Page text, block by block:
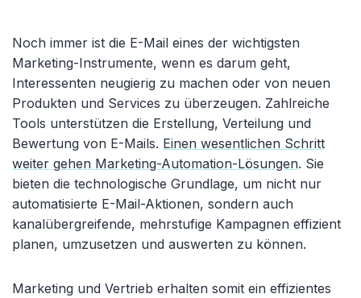
Noch immer ist die E-Mail eines der wichtigsten
Marketing-Instrumente, wenn es darum geht,
Interessenten neugierig zu machen oder von neuen
Produkten und Services zu überzeugen. Zahlreiche
Tools unterstützen die Erstellung, Verteilung und
Bewertung von E-Mails. Einen wesentlichen Schritt
weiter gehen Marketing-Automation-Lösungen. Sie
bieten die technologische Grundlage, um nicht nur
automatisierte E-Mail-Aktionen, sondern auch
kanalübergreifende, mehrstufige Kampagnen effizient
planen, umzusetzen und auswerten zu können.
Marketing und Vertrieb erhalten somit ein effizientes